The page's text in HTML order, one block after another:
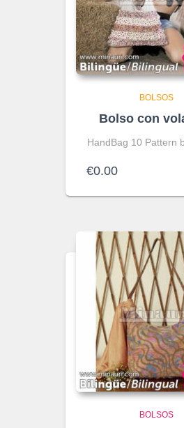
BOLSOS
Bolso con
HandBag 10 Pattern
€0.00
BOLSOS